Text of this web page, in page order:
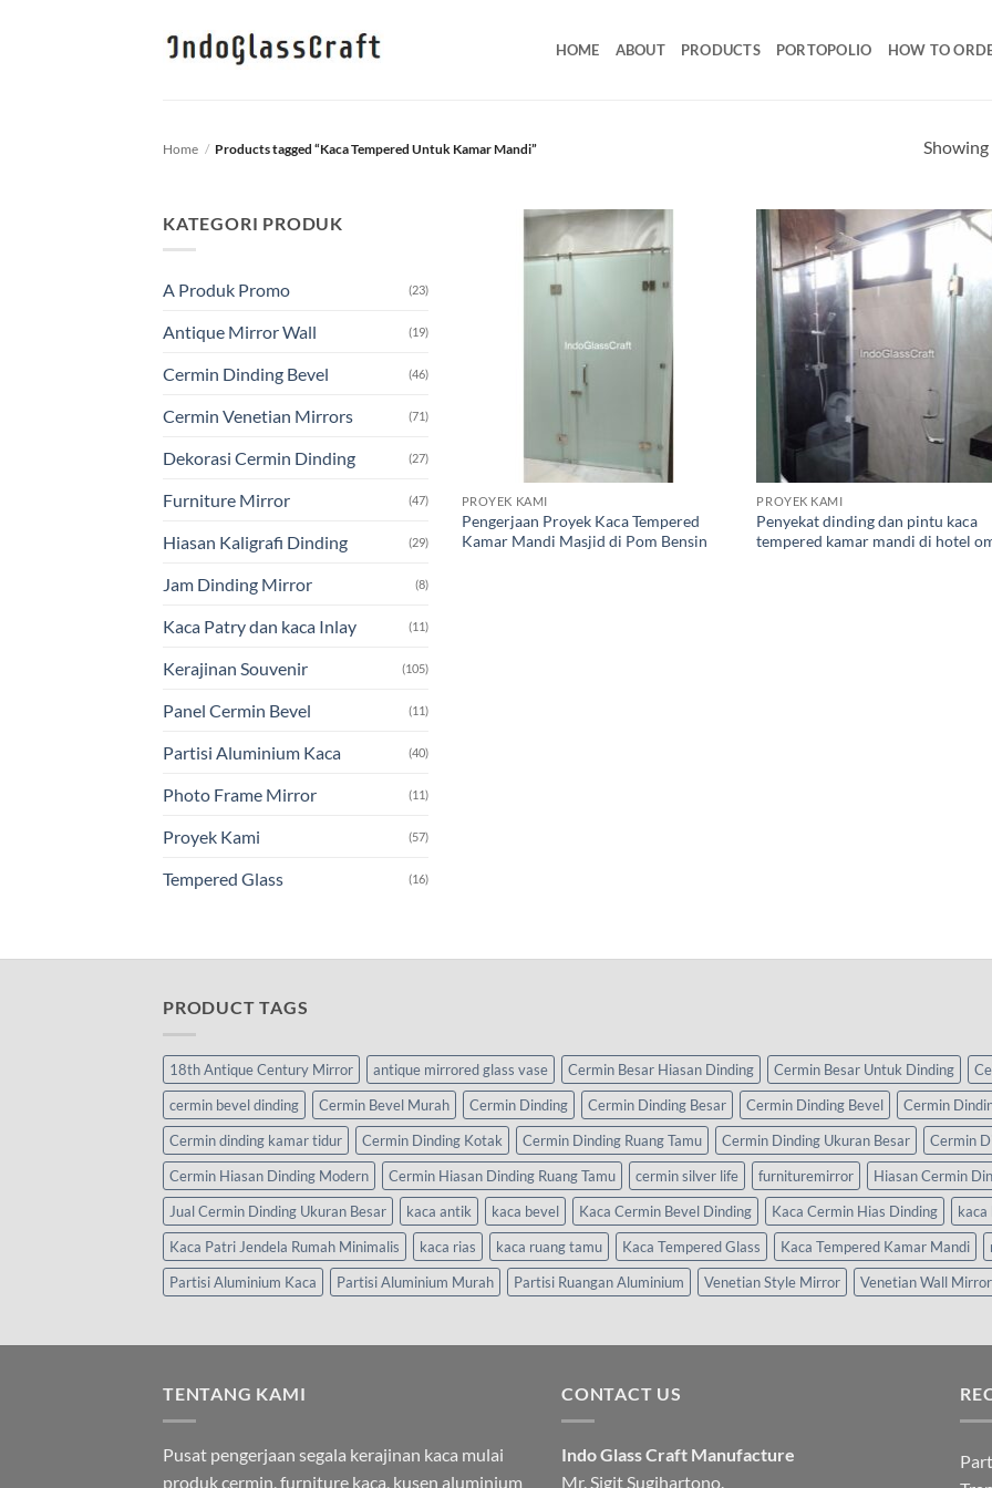
HOME ABOUT PRODUCTS PORTOPOLIO HOW TO
Home / Products tagged “Kaca Tempered Untuk Kamar Mandi”
KATEGORI PRODUK
A Produk Promo (23)
Antique Mirror Wall (19)
Cermin Dinding Bevel (46)
Cermin Venetian Mirrors (71)
Dekorasi Cermin Dinding (27)
Furniture Mirror (47)
Hiasan Kaligrafi Dinding (29)
Jam Dinding Mirror (8)
Kaca Patry dan kaca Inlay (11)
Kerajinan Souvenir (105)
Panel Cermin Bevel (11)
Partisi Aluminium Kaca (40)
Photo Frame Mirror (11)
Proyek Kami (57)
Tempered Glass (16)
PROYEK KAMI
Pengerjaan Proyek Kaca Tempered
Kamar Mandi Masjid di Pom Bensin
PROYEK KAMI
Penyekat dinding dan pintu kaca
tempered kamar mandi di hotel
PRODUCT TAGS
18th Antique Century Mirror antique mirrored glass vase Cermin Besar Hiasan Dinding Cermin Besar Untuk Dinding
cermin bevel dinding
Cermin Bevel Murah Cermin Dinding Cermin Dinding Besar Cermin Dinding Bevel
Cermin
Cermin dinding kamar tidur
Cermin Dinding Kotak Cermin Dinding Ruang Tamu Cermin Dinding Ukuran Besar
Cermin
Cermin Hiasan Dinding Modern
Cermin Hiasan Dinding Ruang Tamu cermin silver life furnituremirror
Hiasan Cermin
Jual Cermin Dinding Ukuran Besar
kaca antik kaca bevel Kaca Cermin Bevel Dinding Kaca Cermin Hias Dinding
kaca
Kaca Patri Jendela Rumah Minimalis
kaca rias kaca ruang tamu Kaca Tempered Glass Kaca Tempered Kamar Mandi
Partisi Aluminium Kaca
Partisi Aluminium Murah Partisi Ruangan Aluminium Venetian Style Mirror Venetian Wall Mirror
TENTANG KAMI
Pusat pengerjaan segala kerajinan kaca mulai
produk cermin, furniture kaca, kusen aluminium
CONTACT US
Indo Glass Craft Manufacture
Mr. Sigit Sugihartono.